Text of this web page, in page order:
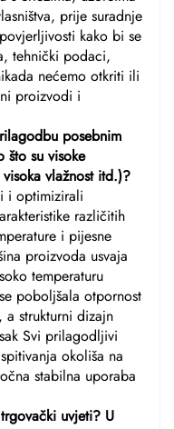
prije suradnje
kako bi se
tehnički podaci,
nećemo otkriti ili
proizvodi i
posebnim
što su visoke
vlažnost itd.)?
i optimizirali
različitih
i pijesne
proizvoda usvaja
temperaturu
poboljšala otpornost
strukturni dizajn
Svi prilagodljivi
okoliša na
stabilna uporaba
uvjeti? U